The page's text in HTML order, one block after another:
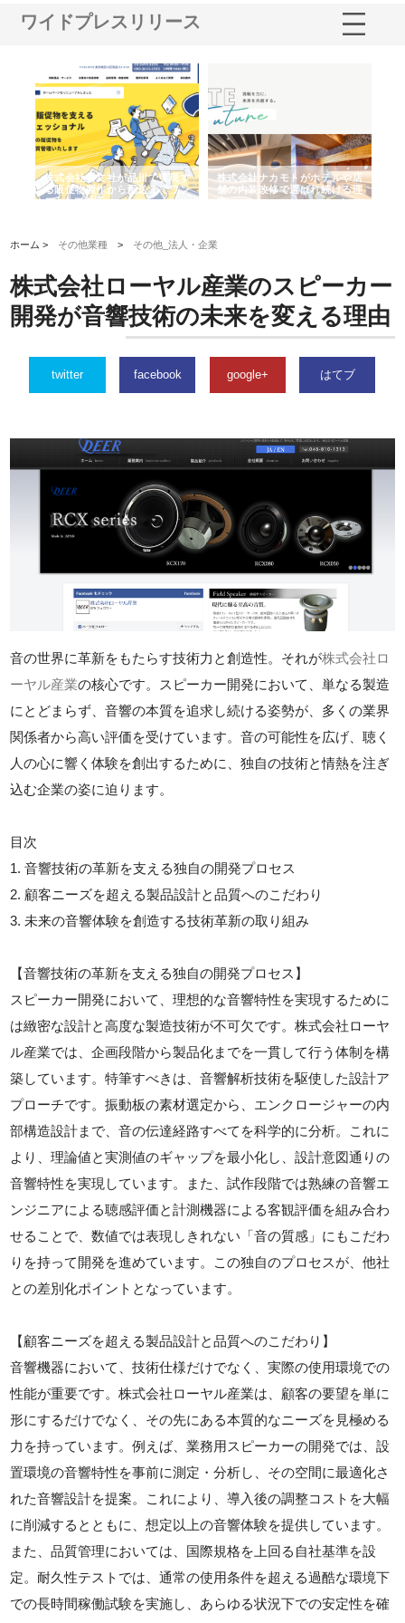
ワイドプレスリリース
テルや店
続ける理
株式会社スプリングエフが選ば
れる理由とOEMアパレル製造の
強み
桑木給食株式会社が福山市で選
ばれる手作り弁当配達の理由
ホーム > その他業種 > その他_法人・企業
株式会社ローヤル産業のスピーカー
開発が音響技術の未来を変える理由
twitter facebook google+ はてブ
音の世界に革新をもたらす技術力と創造性。それが株式会社ロ
ーヤル産業の核心です。スピーカー開発において、単なる製造
にとどまらず、音響の本質を追求し続ける姿勢が、多くの業界
関係者から高い評価を受けています。音の可能性を広げ、聴く
人の心に響く体験を創出するために、独自の技術と情熱を注ぎ
込む企業の姿に迫ります。
目次
1. 音響技術の革新を支える独自の開発プロセス
2. 顧客ニーズを超える製品設計と品質へのこだわり
3. 未来の音響体験を創造する技術革新の取り組み
【音響技術の革新を支える独自の開発プロセス】
スピーカー開発において、理想的な音響特性を実現するために
は緻密な設計と高度な製造技術が不可欠です。株式会社ローヤ
ル産業では、企画段階から製品化までを一貫して行う体制を構
築しています。特筆すべきは、音響解析技術を駆使した設計ア
プローチです。振動板の素材選定から、エンクロージャーの内
部構造設計まで、音の伝達経路すべてを科学的に分析。これに
より、理論値と実測値のギャップを最小化し、設計意図通りの
音響特性を実現しています。また、試作段階では熟練の音響エ
ンジニアによる聴感評価と計測機器による客観評価を組み合わ
せることで、数値では表現しきれない「音の質感」にもこだわ
りを持って開発を進めています。この独自のプロセスが、他社
との差別化ポイントとなっています。
【顧客ニーズを超える製品設計と品質へのこだわり】
音響機器において、技術仕様だけでなく、実際の使用環境での
性能が重要です。株式会社ローヤル産業は、顧客の要望を単に
形にするだけでなく、その先にある本質的なニーズを見極める
力を持っています。例えば、業務用スピーカーの開発では、設
置環境の音響特性を事前に測定・分析し、その空間に最適化さ
れた音響設計を提案。これにより、導入後の調整コストを大幅
に削減するとともに、想定以上の音響体験を提供しています。
また、品質管理においては、国際規格を上回る自社基準を設
定。耐久性テストでは、通常の使用条件を超える過酷な環境下
での長時間稼働試験を実施し、あらゆる状況下での安定性を確